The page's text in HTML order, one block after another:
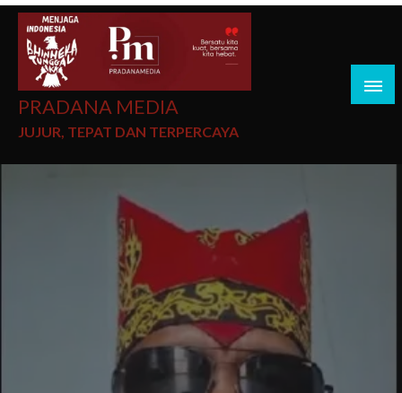
PRADANA MEDIA
JUJUR, TEPAT DAN TERPERCAYA